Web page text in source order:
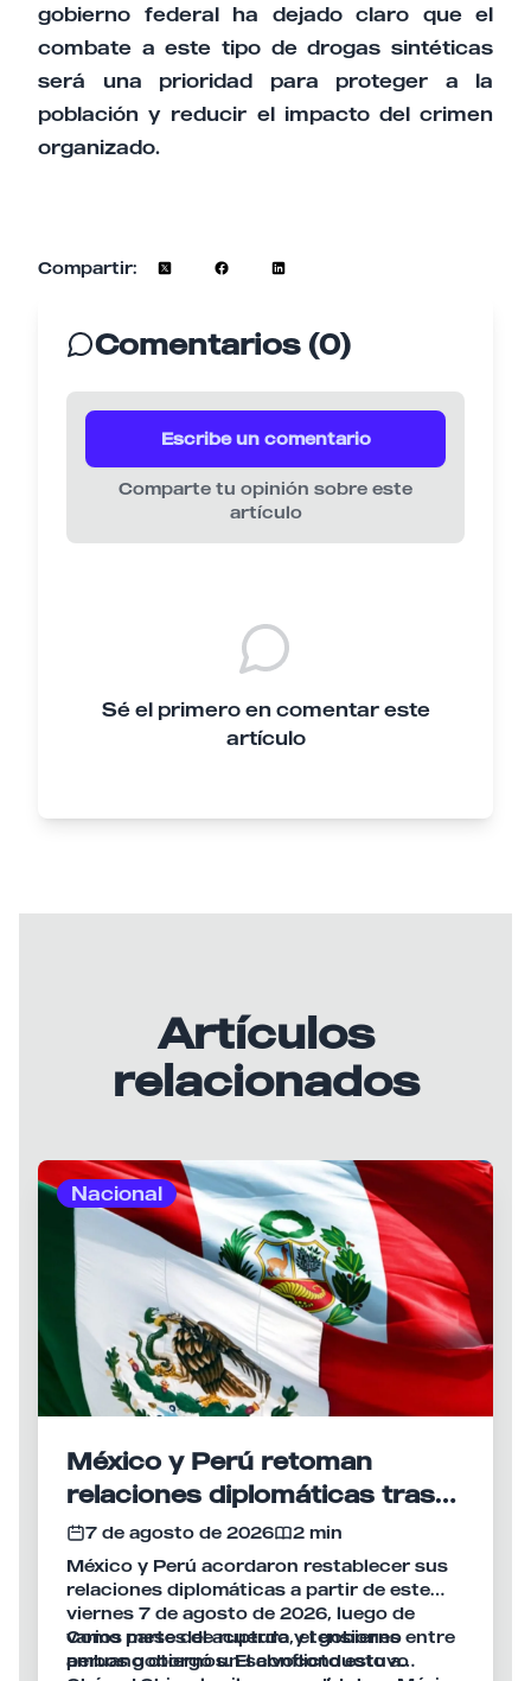
gobierno federal ha dejado claro que el
combate a este tipo de drogas sintéticas
será una prioridad para proteger a la
población y reducir el impacto del crimen
organizado.
Compartir:
Comentarios (0)
Escribe un comentario
Comparte tu opinión sobre este
artículo
Sé el primero en comentar este
artículo
Artículos
relacionados
Nacional
México y Perú retoman
relaciones diplomáticas tras
meses de tensión
7 de agosto de 2026
2 min
México y Perú acordaron restablecer sus
relaciones diplomáticas a partir de este
viernes 7 de agosto de 2026, luego de
varios meses de ruptura y tensiones entre
ambos gobiernos. El conflicto estuvo
Como parte del acuerdo, el gobierno
peruano otorgó un salvoconducto a